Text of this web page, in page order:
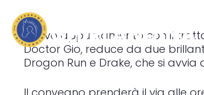
Nuovo appuntamento con il
Doctor Gio, reduce da due
Drogon Run e Drake, che si